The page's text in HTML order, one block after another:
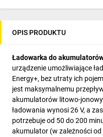
OPIS PRODUKTU
Ładowarka do
urządzenie umożliwiające
Energy+, bez utraty ich
jest maksymalnemu
akumulatorów litowo-
ładowania wynosi 26 V, a
potrzebuje od 50 do 200
akumulator (w zależności